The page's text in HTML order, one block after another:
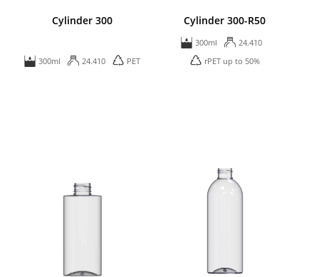
Cylinder 300
300ml 24.410 PET
Cylinder 300-R50
300ml
24.410
rPET up to 50%